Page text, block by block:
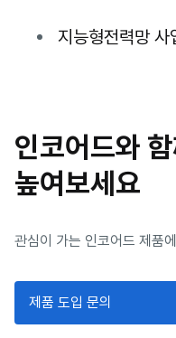
지능형전력망 사
인코어드와
높여보세요
관심이 가는 인코어드 제품
제품 도입 문의